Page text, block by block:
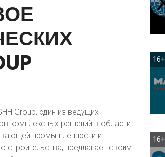
Group, один из ведущих
комплексных решений в области
промышленности и
строительства, предлагает своим
16+
16+